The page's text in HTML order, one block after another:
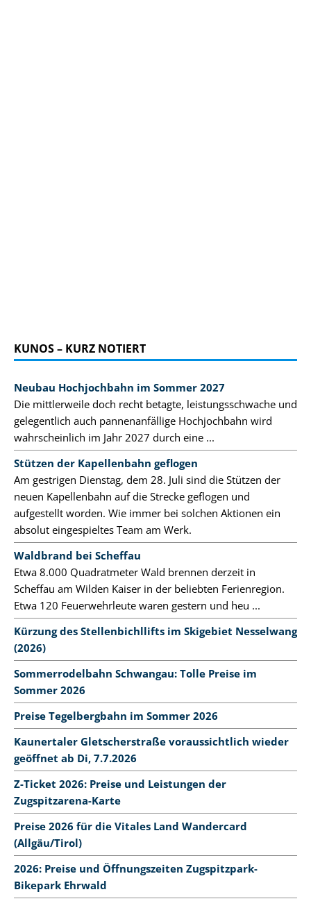
KUNOS – KURZ NOTIERT
Neubau Hochjochbahn im Sommer 2027
Die mittlerweile doch recht betagte, leistungsschwache und
gelegentlich auch pannenanfällige Hochjochbahn wird
wahrscheinlich im Jahr 2027 durch eine ...
Stützen der Kapellenbahn geflogen
Am gestrigen Dienstag, dem 28. Juli sind die Stützen der
neuen Kapellenbahn auf die Strecke geflogen und
aufgestellt worden. Wie immer bei solchen Aktionen ein
absolut eingespieltes Team am Werk.
Waldbrand bei Scheffau
Etwa 8.000 Quadratmeter Wald brennen derzeit in
Scheffau am Wilden Kaiser in der beliebten Ferienregion.
Etwa 120 Feuerwehrleute waren gestern und heu ...
Kürzung des Stellenbichllifts im Skigebiet Nesselwang
(2026)
Sommerrodelbahn Schwangau: Tolle Preise im
Sommer 2026
Preise Tegelbergbahn im Sommer 2026
Kaunertaler Gletscherstraße voraussichtlich wieder
geöffnet ab Di, 7.7.2026
Z-Ticket 2026: Preise und Leistungen der
Zugspitzarena-Karte
Preise 2026 für die Vitales Land Wandercard
(Allgäu/Tirol)
2026: Preise und Öffnungszeiten Zugspitzpark-
Bikepark Ehrwald